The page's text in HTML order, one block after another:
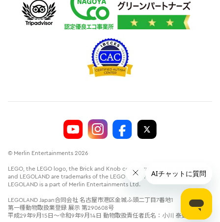
© Merlin Entertainments 2026
LEGO, the LEGO logo, the Brick and Knob configurations, the Minifigure
and LEGOLAND are trademarks of the LEGO Group.©2026 The LEGO Group.
LEGOLAND is a part of Merlin Entertainments Ltd.
LEGOLAND Japan合同会社 名古屋市港区金城ふ頭二丁目7番地1
第一種動物取扱業登録 展示 第290608号
平成29年9月15日～令和9年9月14日 動物取扱責任者氏名：小川 泰史